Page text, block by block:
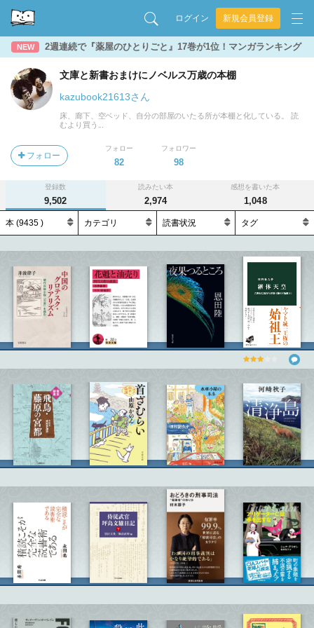
ログイン 新規会員登録
NEW 2週連続で『薬屋のひとりごと』17巻が1位！マンガランキング
文庫と新書おまけにノベルス万歳の本棚
kazubook21613さん
床、廊下、空ベッド、自分の部屋のいたる所が本棚と化している。 読
むより買う...
フォロー
フォロー
82
フォロワー
98
登録数
9,502
読みたい本
2,974
感想を書いた本
1,048